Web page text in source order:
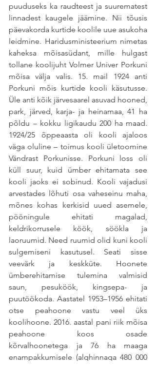
puuduseks ka raudteest ja suurematest
linnadest kaugele jäämine. Nii tõusis
päevakorda kurtide koolile uue asukoha
leidmine. Haridusministeerium nimetas
kaheksa mõisasüdant, mille hulgast
tollane koolijuht Volmer Univer Porkuni
mõisa välja valis. 15. mail 1924 anti
Porkuni mõis kurtide kooli käsutusse.
Üle anti kõik järvesaarel asuvad hooned,
park, järved, karja- ja heinamaa, 41 ha
põldu – kokku ligikaudu 200 ha maad.
1924/25 õppeaasta oli kooli ajaloos
väga oluline – toimus kooli ületoomine
Vändrast Porkunisse. Porkuni loss oli
küll suur, kuid ümber ehitamata see
kooli jaoks ei sobinud. Kooli vajadusi
arvestades lõhuti osa vaheseinu maha,
mõnes kohas kerkisid uued asemele,
pööningule ehitati magalad,
keldrikorrusele köök, söökla ja
laoruumid. Need ruumid olid kuni kooli
sulgemiseni kasutusel. Seati sisse
veevärk ja keskküte. Hoonete
ümberehitamise tulemina valmisid
saun, pesuköök, kingsepa- ja
puutöökoda. Aastatel 1953–1956 ehitati
otse peahoone vastu veel üks
koolihoone. 2016. aastal pani riik mõisa
peahoone koos osade
kõrvalhoonetega ja 76 ha maaga
enampakkumisele (alghinnaga 480 000